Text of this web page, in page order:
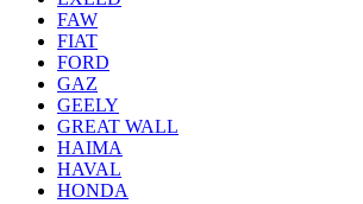
FAW
FIAT
FORD
GAZ
GEELY
GREAT WALL
HAIMA
HAVAL
HONDA